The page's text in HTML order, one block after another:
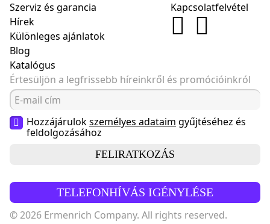
Szerviz és garancia
Hírek
Különleges ajánlatok
Blog
Katalógus
Kapcsolatfelvétel
Értesüljön a legfrissebb híreinkről és promócióinkról
Hozzájárulokszemélyes adataim gyűjtéséhez és
feldolgozásához
FELIRATKOZÁS
TELEFONHÍVÁS IGÉNYLÉSE
© 2026 Ermenrich Company. All rights reserved.